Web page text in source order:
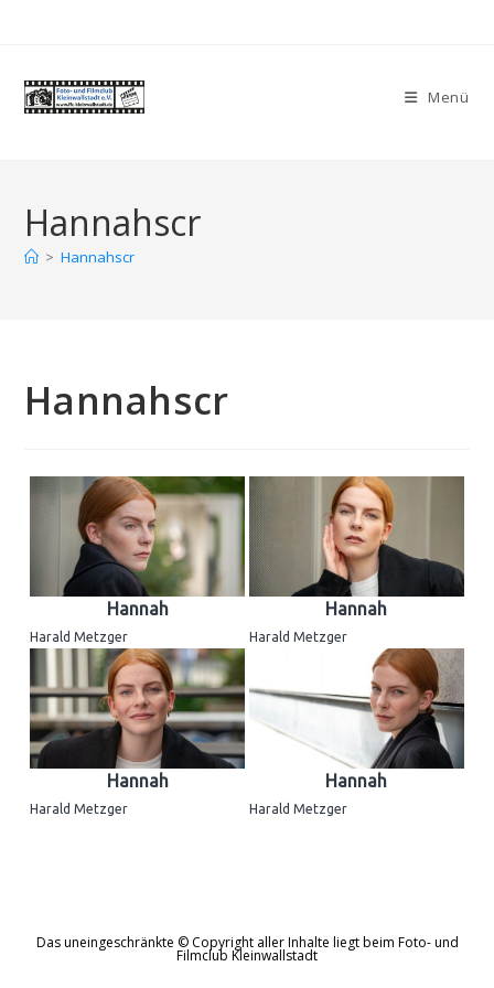
Menü
Hannahscr
> Hannahscr
Hannahscr
Hannah
Harald Metzger
Hannah
Harald Metzger
Hannah
Harald Metzger
Hannah
Harald Metzger
Das uneingeschränkte © Copyright aller Inhalte liegt beim Foto- und
Filmclub Kleinwallstadt